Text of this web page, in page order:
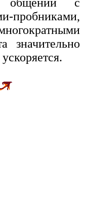
пробниками,
значительно